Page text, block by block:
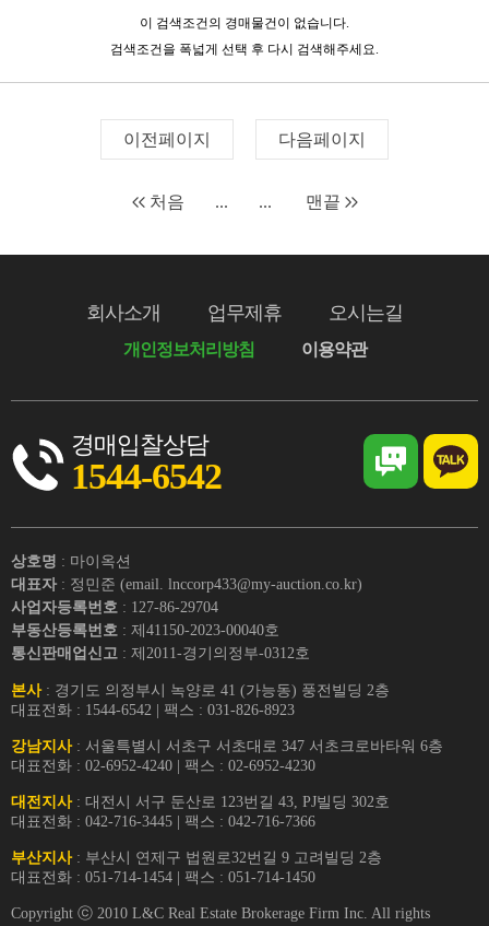
이 검색조건의 경매물건이 없습니다.
검색조건을 폭넓게 선택 후 다시 검색해주세요.
이전페이지 다음페이지
처음 ... ... 맨끝
회사소개 업무제휴 오시는길
개인정보처리방침 이용약관
경매입찰상담
1544-6542
상호명 : 마이옥션
대표자 : 정민준 (email. lnccorp433@my-auction.co.kr)
사업자등록번호 : 127-86-29704
부동산등록번호 : 제41150-2023-00040호
통신판매업신고 : 제2011-경기의정부-0312호
본사: 경기도 의정부시 녹양로 41 (가능동) 풍전빌딩 2층
대표전화 : 1544-6542 | 팩스 : 031-826-8923
강남지사: 서울특별시 서초구 서초대로 347 서초크로바타워 6층
대표전화 : 02-6952-4240 | 팩스 : 02-6952-4230
대전지사: 대전시 서구 둔산로 123번길 43, PJ빌딩 302호
대표전화 : 042-716-3445 | 팩스 : 042-716-7366
부산지사: 부산시 연제구 법원로32번길 9 고려빌딩 2층
대표전화 : 051-714-1454 | 팩스 : 051-714-1450
Copyright ⓒ 2010 L&C Real Estate Brokerage Firm Inc. All rights